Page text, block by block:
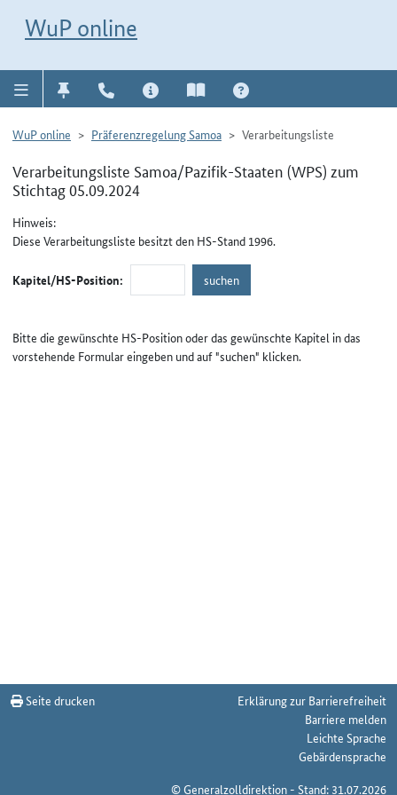
WuP online
WuP online Präferenzregelung Samoa Verarbeitungsliste
Verarbeitungsliste Samoa/Pazifik-Staaten (WPS) zum
Stichtag 05.09.2024
Hinweis:
Diese Verarbeitungsliste besitzt den HS-Stand 1996.
Kapitel/HS-Position:
Bitte die gewünschte HS-Position oder das gewünschte Kapitel in das
vorstehende Formular eingeben und auf "suchen" klicken.
Seite drucken
Erklärung zur Barrierefreiheit
Barriere melden
Leichte Sprache
Gebärdensprache
© Generalzolldirektion - Stand: 31.07.2026